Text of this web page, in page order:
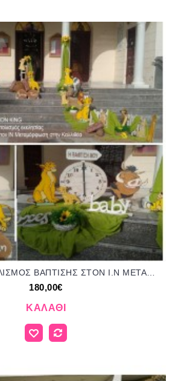
180,00€
ΚΑΛΆΘΙ